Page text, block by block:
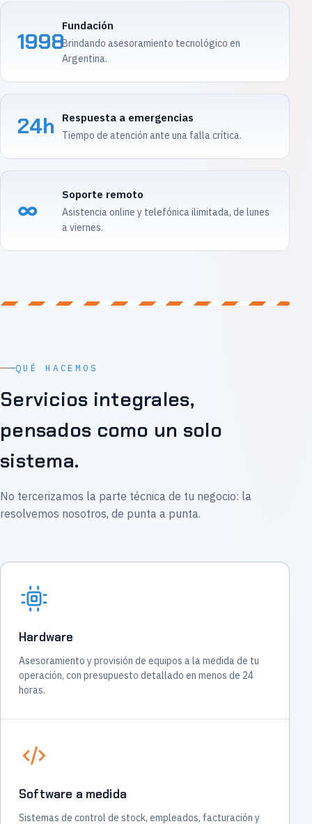
1998
Fundación
Brindando asesoramiento tecnológico en
Argentina.
24h Respuesta a emergencias
Tiempo de atención ante una falla crítica.
∞
Soporte remoto
Asistencia online y telefónica ilimitada, de lunes
a viernes.
QUÉ HACEMOS
Servicios integrales,
pensados como un solo
sistema.
No tercerizamos la parte técnica de tu negocio: la
resolvemos nosotros, de punta a punta.
Hardware
Asesoramiento y provisión de equipos a la medida de tu
operación, con presupuesto detallado en menos de 24
horas.
Software a medida
Sistemas de control de stock, empleados, facturación y